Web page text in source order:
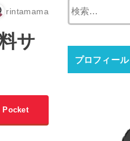
rintamama
サ
Pocket
プロフィール